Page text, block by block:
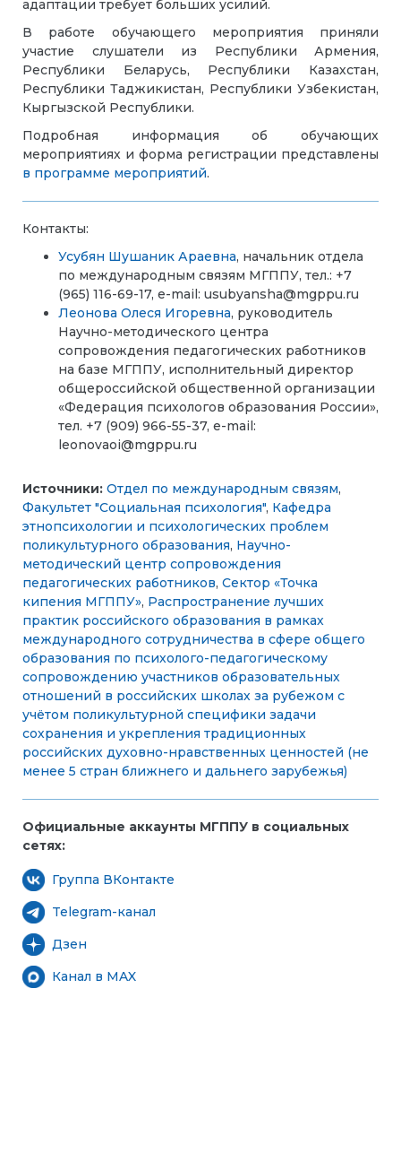
адаптации требует больших усилий.
В работе обучающего мероприятия приняли
участие слушатели из Республики Армения,
Республики Беларусь, Республики Казахстан,
Республики Таджикистан, Республики Узбекистан,
Кыргызской Республики.
Подробная информация об обучающих
мероприятиях и форма регистрации представлены
в программе мероприятий.
Контакты:
Усубян Шушаник Араевна, начальник отдела
по международным связям МГППУ, тел.: +7
(965) 116-69-17, е-mail: usubyansha@mgppu.ru
Леонова Олеся Игоревна, руководитель
Научно-методического центра
сопровождения педагогических работников
на базе МГППУ, исполнительный директор
общероссийской общественной организации
«Федерация психологов образования России»,
тел. +7 (909) 966-55-37, е-mail:
leonovaoi@mgppu.ru
Источники: Отдел по международным связям,
Факультет "Социальная психология", Кафедра
этнопсихологии и психологических проблем
поликультурного образования, Научно-
методический центр сопровождения
педагогических работников, Сектор «Точка
кипения МГППУ», Распространение лучших
практик российского образования в рамках
международного сотрудничества в сфере общего
образования по психолого-педагогическому
сопровождению участников образовательных
отношений в российских школах за рубежом с
учётом поликультурной специфики задачи
сохранения и укрепления традиционных
российских духовно-нравственных ценностей (не
менее 5 стран ближнего и дальнего зарубежья)
Официальные аккаунты МГППУ в социальных
сетях:
Группа ВКонтакте
Telegram-канал
Дзен
Канал в MAX